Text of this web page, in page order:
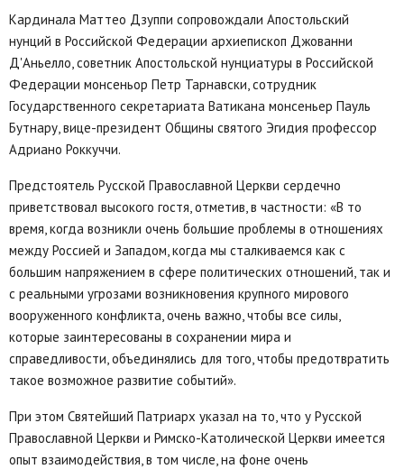
Кардинала Маттео Дзуппи сопровождали Апостольский
нунций в Российской Федерации архиепископ Джованни
Д'Аньелло, советник Апостольской нунциатуры в Российской
Федерации монсеньор Петр Тарнавски, сотрудник
Государственного секретариата Ватикана монсеньер Пауль
Бутнару, вице-президент Общины святого Эгидия профессор
Адриано Роккуччи.
Предстоятель Русской Православной Церкви сердечно
приветствовал высокого гостя, отметив, в частности: «В то
время, когда возникли очень большие проблемы в отношениях
между Россией и Западом, когда мы сталкиваемся как с
большим напряжением в сфере политических отношений, так и
с реальными угрозами возникновения крупного мирового
вооруженного конфликта, очень важно, чтобы все силы,
которые заинтересованы в сохранении мира и
справедливости, объединялись для того, чтобы предотвратить
такое возможное развитие событий».
При этом Святейший Патриарх указал на то, что у Русской
Православной Церкви и Римско-Католической Церкви имеется
опыт взаимодействия, в том числе, на фоне очень